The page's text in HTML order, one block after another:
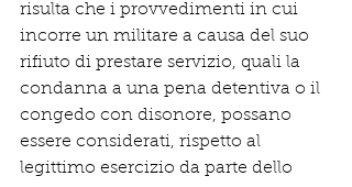
risulta che i provvedimenti in cui
incorre un militare a causa del suo
rifiuto di prestare servizio, quali la
condanna a una pena detentiva o il
congedo con disonore, possano
essere considerati, rispetto al
legittimo esercizio da parte dello